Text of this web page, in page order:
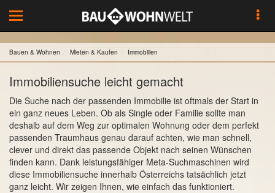
Toggle
navigation
Bauen & Wohnen Mieten & Kaufen Immobilien
Immobiliensuche leicht gemacht
Die Suche nach der passenden Immobilie ist oftmals der Start in
ein ganz neues Leben. Ob als Single oder Familie sollte man
deshalb auf dem Weg zur optimalen Wohnung oder dem perfekt
passenden Traumhaus genau darauf achten, wie man schnell,
clever und direkt das passende Objekt nach seinen Wünschen
finden kann. Dank leistungsfähiger Meta-Suchmaschinen wird
diese Immobiliensuche innerhalb Österreichs tatsächlich jetzt
ganz leicht. Wir zeigen Ihnen, wie einfach das funktioniert.